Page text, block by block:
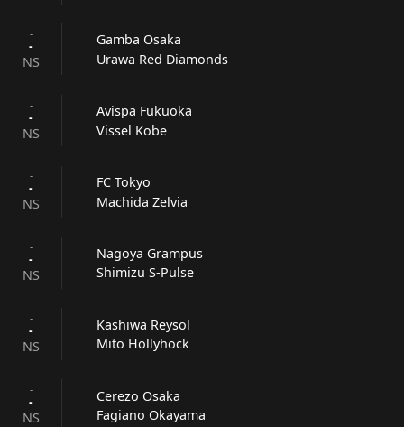
-
-
NS
Gamba Osaka
Urawa Red Diamonds
-
-
NS
Avispa Fukuoka
Vissel Kobe
-
-
NS
FC Tokyo
Machida Zelvia
-
-
NS
Nagoya Grampus
Shimizu S-Pulse
-
-
NS
Kashiwa Reysol
Mito Hollyhock
-
-
NS
Cerezo Osaka
Fagiano Okayama